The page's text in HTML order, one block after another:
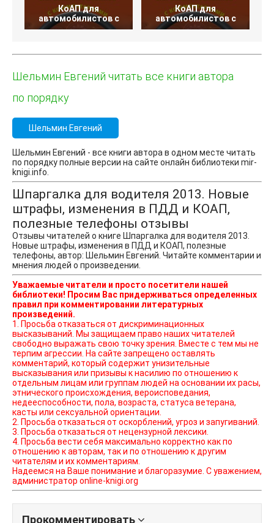
КоАП для
автомобилистов с
КоАП для
автомобилистов с
Шельмин Евгений читать все книги автора
по порядку
Шельмин Евгений
Шельмин Евгений - все книги автора в одном месте читать
по порядку полные версии на сайте онлайн библиотеки mir-
knigi.info.
Шпаргалка для водителя 2013. Новые
штрафы, изменения в ПДД и КОАП,
полезные телефоны отзывы
Отзывы читателей о книге Шпаргалка для водителя 2013.
Новые штрафы, изменения в ПДД и КОАП, полезные
телефоны, автор: Шельмин Евгений. Читайте комментарии и
мнения людей о произведении.
Уважаемые читатели и просто посетители нашей
библиотеки! Просим Вас придерживаться определенных
правил при комментировании литературных
произведений.
1. Просьба отказаться от дискриминационных
высказываний. Мы защищаем право наших читателей
свободно выражать свою точку зрения. Вместе с тем мы не
терпим агрессии. На сайте запрещено оставлять
комментарий, который содержит унизительные
высказывания или призывы к насилию по отношению к
отдельным лицам или группам людей на основании их расы,
этнического происхождения, вероисповедания,
недееспособности, пола, возраста, статуса ветерана,
касты или сексуальной ориентации.
2. Просьба отказаться от оскорблений, угроз и запугиваний.
3. Просьба отказаться от нецензурной лексики.
4. Просьба вести себя максимально корректно как по
отношению к авторам, так и по отношению к другим
читателям и их комментариям.
Надеемся на Ваше понимание и благоразумие. С уважением,
администратор online-knigi.org
Прокомментировать